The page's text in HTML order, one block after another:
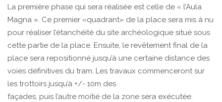
La première phase qui sera réalisée est celle de « l’Aula
Magna ». Ce premier «quadrant» de la place sera mis à nu
pour réaliser l’étanchéité du site archéologique situé sous
cette partie de la place. Ensuite, le revêtement final de la
place sera repositionné jusqu’à une certaine distance des
voies définitives du tram. Les travaux commenceront sur
les trottoirs jusqu’à +/- 10m des
façades, puis l’autre moitié de la zone sera exécutée.